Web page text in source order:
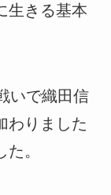
生きる基本
いで織田信
わりました
。